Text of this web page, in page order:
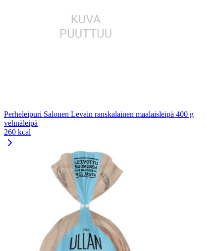
Perheleipuri Salonen Levain ranskalainen maalaisleipä 400 g
vehnäleipä
260 kcal